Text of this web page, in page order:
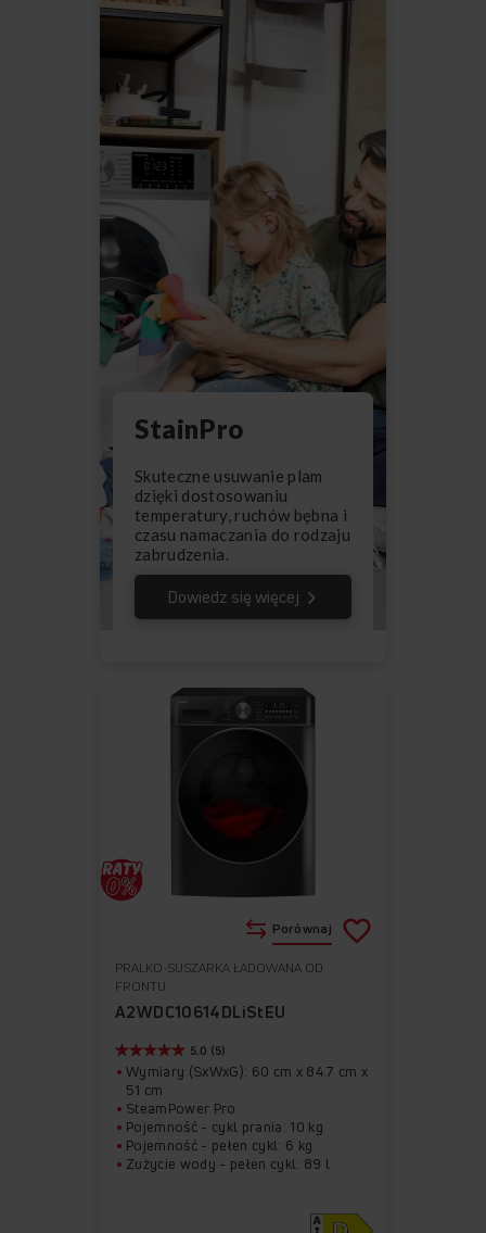
StainPro
Skuteczne usuwanie plam
dzięki dostosowaniu
temperatury, ruchów bębna i
czasu namaczania do rodzaju
zabrudzenia.
Dowiedz się więcej
PRALKO-SUSZARKA ŁADOWANA OD
FRONTU
A2WDC10614DLiStEU
5.0 (5)
Wymiary (SxWxG): 60 cm x 84.7 cm x
51 cm
SteamPower Pro
Pojemność - cykl prania: 10 kg
Pojemność - pełen cykl: 6 kg
Zużycie wody - pełen cykl: 89 l
Porównaj